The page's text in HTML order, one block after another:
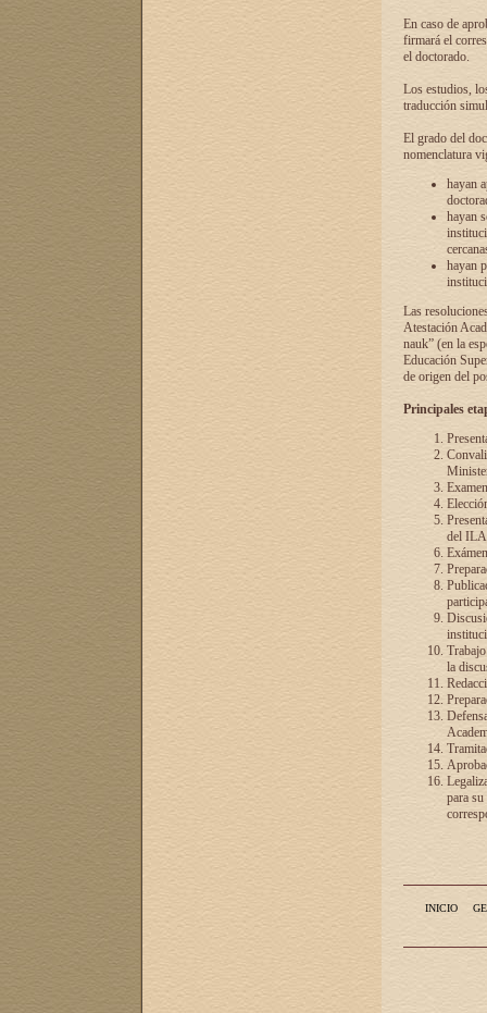
En caso de
firmará el
el doctorado.
Los estudios,
traducción
El grado del
nomenclatura
hayan
hayan
hayan
Las
Atestación
nauk” (en la
Educación
de origen del
Principales
del
la
para
INICIO